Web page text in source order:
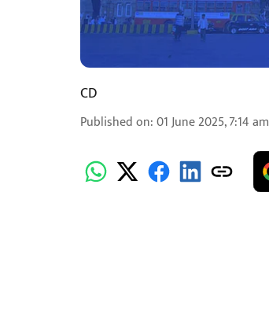
CD
Published on:01 June 2025, 7:14 am